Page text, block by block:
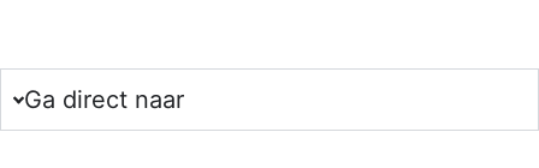
Ga direct naar